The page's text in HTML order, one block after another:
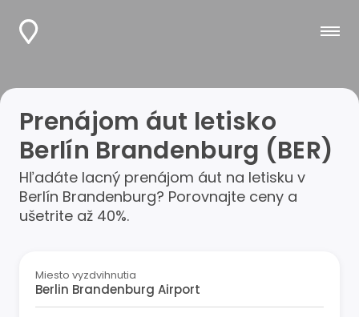
Prenájom áut letisko
Berlín Brandenburg (BER)
Hľadáte lacný prenájom áut na letisku v
Berlín Brandenburg? Porovnajte ceny a
ušetrite až 40%.
Miesto vyzdvihnutia